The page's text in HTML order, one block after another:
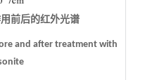
用前后的红外光谱
and after treatment with